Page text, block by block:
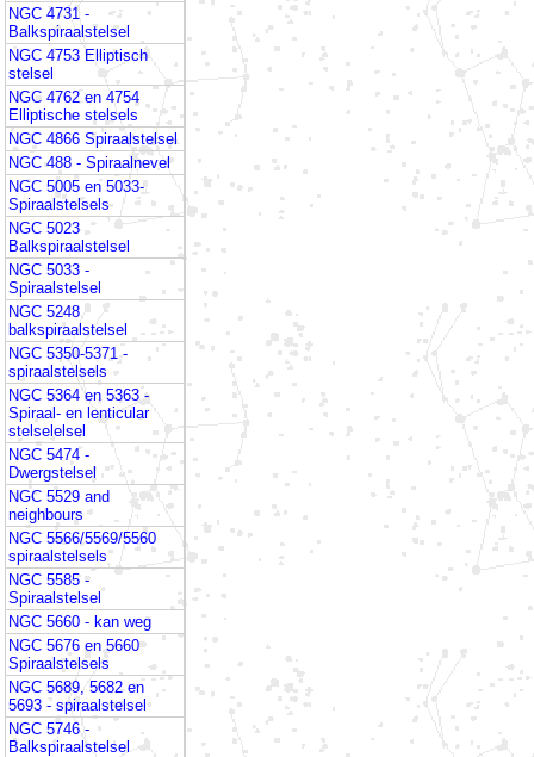
NGC 4731 -
Balkspiraalstelsel
NGC 4753 Elliptisch
stelsel
NGC 4762 en 4754
Elliptische stelsels
NGC 4866 Spiraalstelsel
NGC 488 - Spiraalnevel
NGC 5005 en 5033-
Spiraalstelsels
NGC 5023
Balkspiraalstelsel
NGC 5033 -
Spiraalstelsel
NGC 5248
balkspiraalstelsel
NGC 5350-5371 -
spiraalstelsels
NGC 5364 en 5363 -
Spiraal- en lenticular
stelselelsel
NGC 5474 -
Dwergstelsel
NGC 5529 and
neighbours
NGC 5566/5569/5560
spiraalstelsels
NGC 5585 -
Spiraalstelsel
NGC 5660 - kan weg
NGC 5676 en 5660
Spiraalstelsels
NGC 5689, 5682 en
5693 - spiraalstelsel
NGC 5746 -
Balkspiraalstelsel